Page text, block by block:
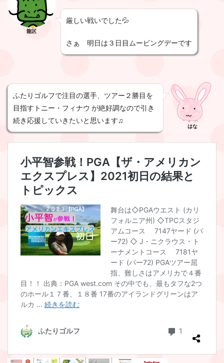
龍区
厳しい戦いでした💦
さぁ 明日は３日目ムービングデーです
ふたりゴルフで注目の選手、ツアー２勝目を
目指すトニー・フィナウ が絶好調なので引き
続き応援していきたいと思います♫
はな